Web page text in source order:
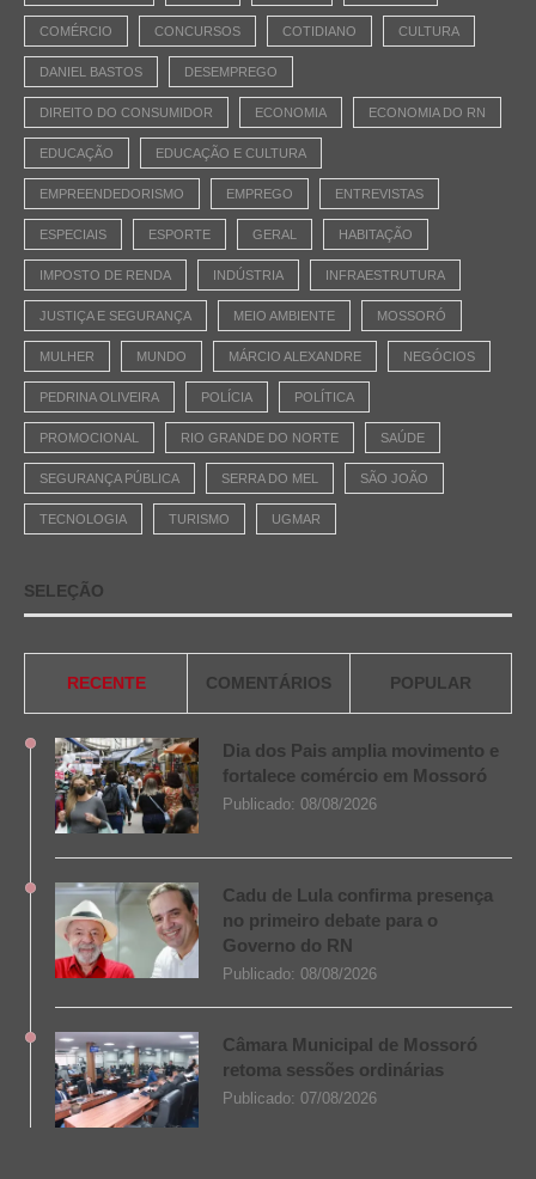
COMÉRCIO CONCURSOS COTIDIANO CULTURA
DANIEL BASTOS DESEMPREGO
DIREITO DO CONSUMIDOR ECONOMIA ECONOMIA DO RN
EDUCAÇÃO EDUCAÇÃO E CULTURA
EMPREENDEDORISMO EMPREGO ENTREVISTAS
ESPECIAIS ESPORTE GERAL HABITAÇÃO
IMPOSTO DE RENDA INDÚSTRIA INFRAESTRUTURA
JUSTIÇA E SEGURANÇA MEIO AMBIENTE MOSSORÓ
MULHER MUNDO MÁRCIO ALEXANDRE NEGÓCIOS
PEDRINA OLIVEIRA POLÍCIA POLÍTICA
PROMOCIONAL RIO GRANDE DO NORTE SAÚDE
SEGURANÇA PÚBLICA SERRA DO MEL SÃO JOÃO
TECNOLOGIA TURISMO UGMAR
SELEÇÃO
RECENTE COMENTÁRIOS POPULAR
Dia dos Pais amplia movimento e
fortalece comércio em Mossoró
Publicado: 08/08/2026
Cadu de Lula confirma presença
no primeiro debate para o
Governo do RN
Publicado: 08/08/2026
Câmara Municipal de Mossoró
retoma sessões ordinárias
Publicado: 07/08/2026